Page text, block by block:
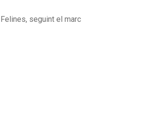
seguint el marc